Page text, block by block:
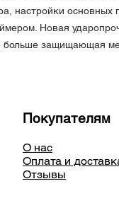
настройки основных
Новая
больше защищающая
Покупателям
О нас
Оплата и
Отзывы